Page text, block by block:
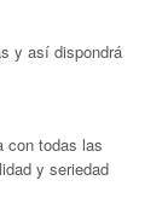
y así dispondrá
con todas las
y seriedad